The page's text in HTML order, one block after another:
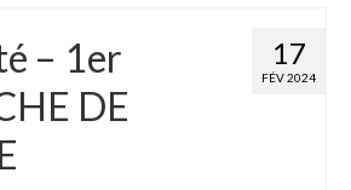
17
FÉV 2024
– 1er
DE